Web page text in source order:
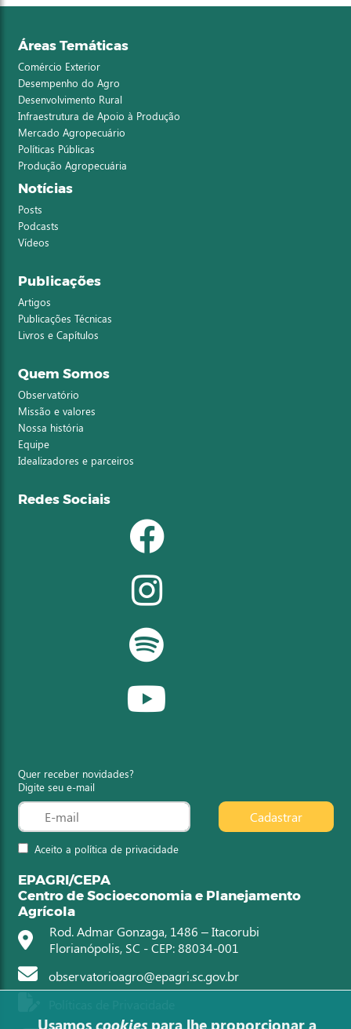
Áreas Temáticas
Comércio Exterior
Desempenho do Agro
Desenvolvimento Rural
Infraestrutura de Apoio à Produção
Mercado Agropecuário
Políticas Públicas
Produção Agropecuária
Notícias
Posts
Podcasts
Vídeos
Publicações
Artigos
Publicações Técnicas
Livros e Capítulos
Quem Somos
Observatório
Missão e valores
Nossa história
Equipe
Idealizadores e parceiros
Redes Sociais
Quer receber novidades?
Digite seu e-mail
Aceito a política de privacidade
Cadastrar
EPAGRI/CEPA
Centro de Socioeconomia e Planejamento
Agrícola
Rod. Admar Gonzaga, 1486 – Itacorubi
Florianópolis, SC - CEP: 88034-001
observatorioagro@epagri.sc.gov.br
Usamos cookies para lhe proporcionar a